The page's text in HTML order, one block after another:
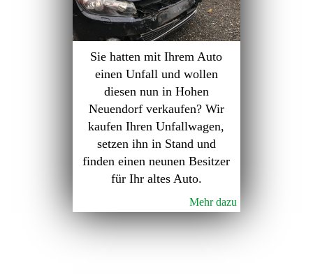
Sie hatten mit Ihrem Auto
einen Unfall und wollen
diesen nun in Hohen
Neuendorf verkaufen? Wir
kaufen Ihren Unfallwagen,
setzen ihn in Stand und
finden einen neunen Besitzer
für Ihr altes Auto.
Mehr dazu